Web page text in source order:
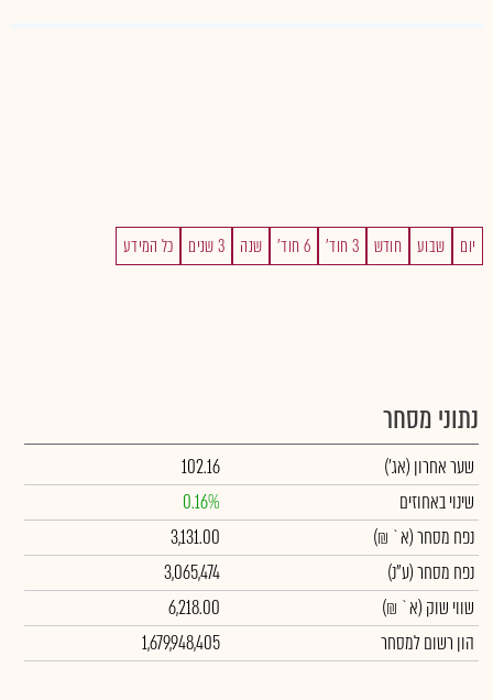
יום שבוע חודש 3 חוד' 6 חוד' שנה 3 שנים כל המידע
נתוני מסחר
שער אחרון (אג')
102.16
שינוי באחוזים
0.16%
נפח מסחר(א` ₪)
3,131.00
נפח מסחר(ע"נ)
3,065,474
שווי שוק (א` ₪)
6,218.00
הון רשום למסחר
1,679,948,405